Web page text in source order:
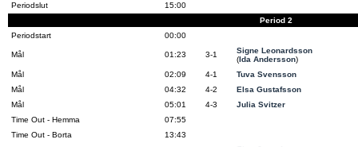
Periodslut
15:00
Period 2
Periodstart
00:00
Mål 01:23 3-1
Signe Leonardsson
(Ida Andersson)
Mål
02:09 4-1
Tuva Svensson
Mål
04:32 4-2
Elsa Gustafsson
Mål
05:01 4-3
Julia Svitzer
Time Out - Hemma
07:55
Time Out - Borta
13:43